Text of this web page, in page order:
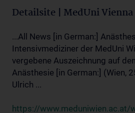
Detailsite | MedUni Vienna
...All News [in German:]
Intensivmediziner der MedUni
vergebene Auszeichnung auf
Anästhesie [in German:] (Wien,
Ulrich ...
https://www.meduniwien.ac.at/